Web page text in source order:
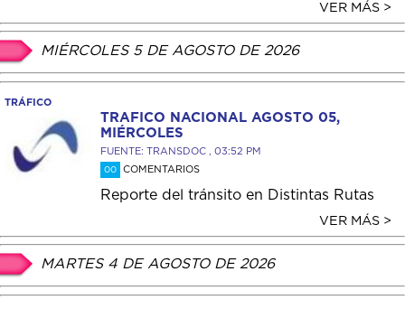
VER MÁS >
MIÉRCOLES 5 DE AGOSTO DE 2026
TRÁFICO
TRAFICO NACIONAL AGOSTO 05,
MIÉRCOLES
FUENTE: TRANSDOC , 03:52 PM
00 COMENTARIOS
Reporte del tránsito en Distintas Rutas
VER MÁS >
MARTES 4 DE AGOSTO DE 2026